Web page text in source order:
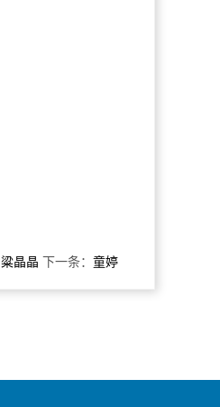
粱晶晶 下一条： 童婷